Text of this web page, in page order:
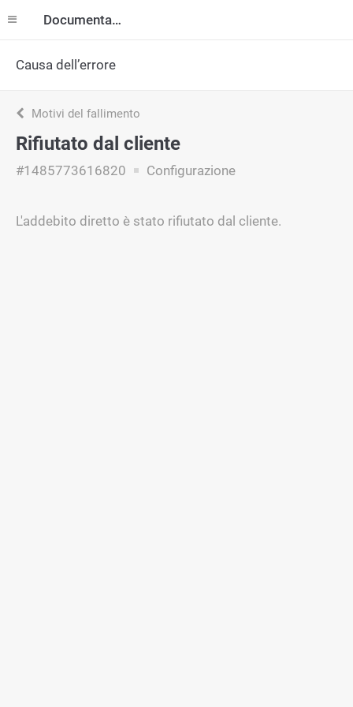
Documentazione
Causa dell’errore
Motivi del fallimento
Rifiutato dal cliente
#1485773616820 Configurazione
L'addebito diretto è stato rifiutato dal cliente.